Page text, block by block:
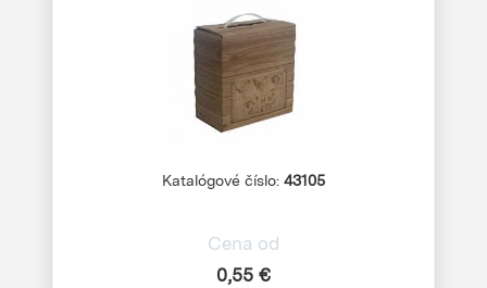
Katalógové číslo: 43105
Cena od
0,55 €